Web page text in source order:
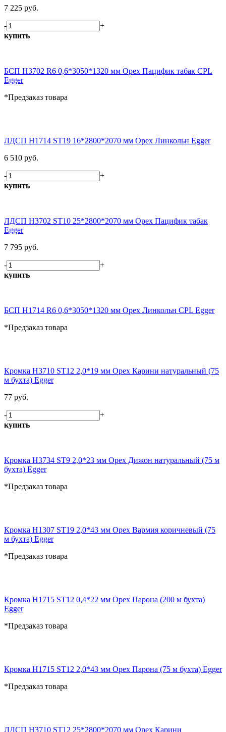
7 225 руб.
-
+
купить
БСП H3702 R6 0,6*3050*1320 мм Орех Пацифик табак CPL
Egger
*Предзаказ товара
ЛДСП H1714 ST19 16*2800*2070 мм Орех Линкольн Egger
6 510 руб.
-
+
купить
ЛДСП H3702 ST10 25*2800*2070 мм Орех Пацифик табак
Egger
7 795 руб.
-
+
купить
БСП H1714 R6 0,6*3050*1320 мм Орех Линкольн CPL Egger
*Предзаказ товара
Кромка H3710 ST12 2,0*19 мм Орех Карини натуральный (75
м бухта) Egger
77 руб.
-
+
купить
Кромка H3734 ST9 2,0*23 мм Орех Дижон натуральный (75 м
бухта) Egger
*Предзаказ товара
Кромка H1307 ST19 2,0*43 мм Орех Вармия коричневый (75
м бухта) Egger
*Предзаказ товара
Кромка H1715 ST12 0,4*22 мм Орех Парона (200 м бухта)
Egger
*Предзаказ товара
Кромка H1715 ST12 2,0*43 мм Орех Парона (75 м бухта) Egger
*Предзаказ товара
ЛДСП H3710 ST12 25*2800*2070 мм Орех Карини